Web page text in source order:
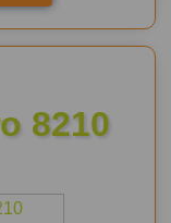
8210